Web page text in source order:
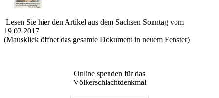
Lesen Sie hier den Artikel aus dem Sachsen Sonntag vom
19.02.2017
(Mausklick öffnet das gesamte Dokument in neuem Fenster)
Online spenden für das
Völkerschlachtdenkmal